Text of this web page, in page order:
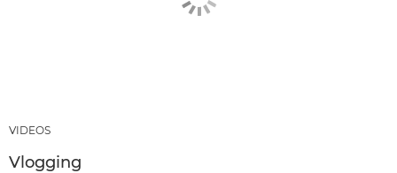
VIDEOS
Vlogging